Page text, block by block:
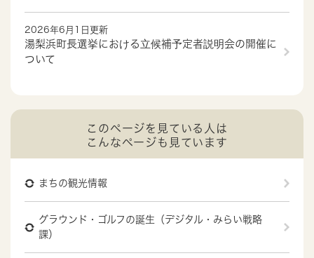
2026年6月1日更新
湯梨浜町長選挙における立候補予定者説明会の開催に
ついて
このページを見ている人は
こんなページも見ています
まちの観光情報
グラウンド・ゴルフの誕生（デジタル・みらい戦略
課）